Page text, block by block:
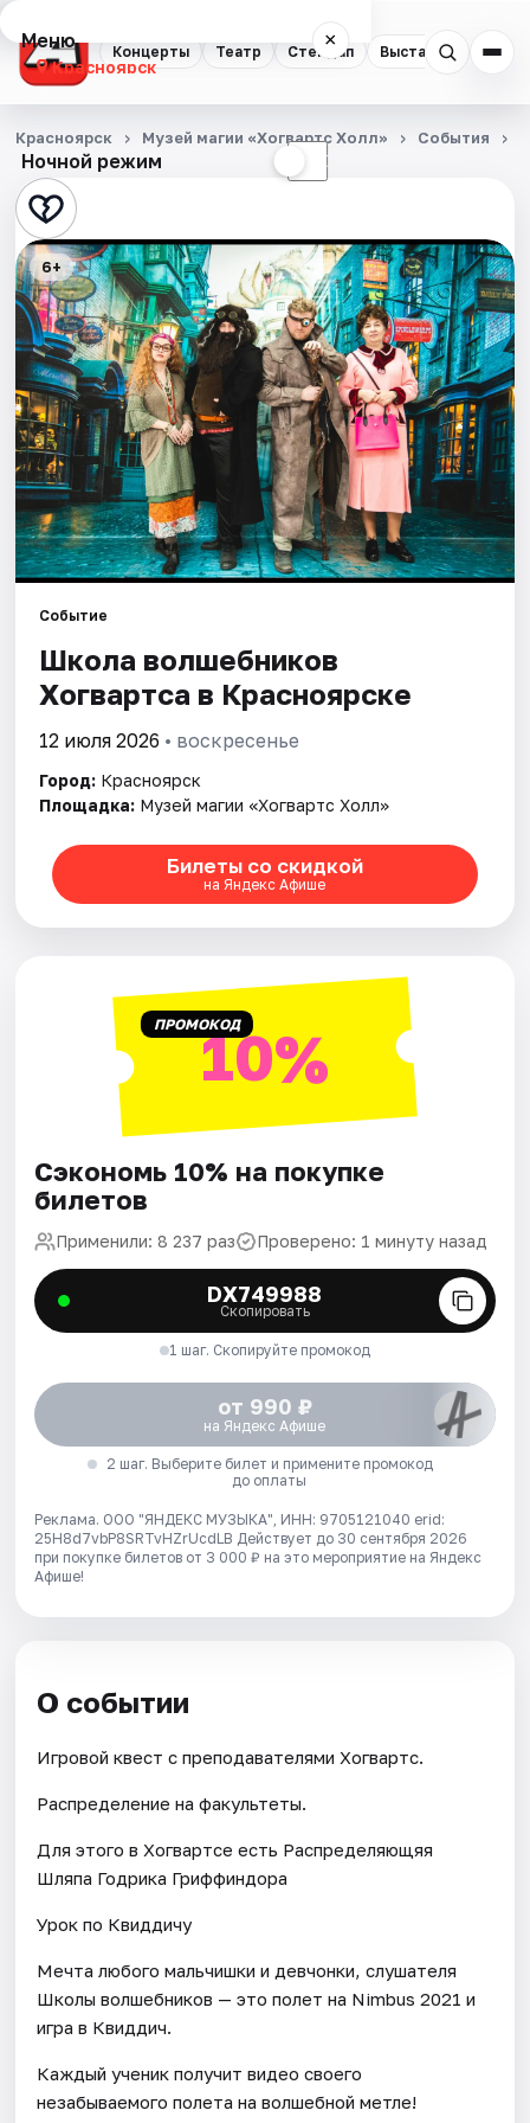
Концерты Театр Стендап Выставки
Меню ×
Красноярск
Концерты
Театр
Стендап
Выставки
Квесты
Экскурсии
Спорт
События
Площадки
Артисты
Рейтинги
Ночной режим ☾
Красноярск Музей магии «Хогвартс Холл» События
6+
Событие
Школа волшебников
Хогвартса в Красноярске
12 июля 2026 • воскресенье
Город: Красноярск
Площадка: Музей магии «Хогвартс Холл»
Билеты со скидкой
на Яндекс Афише
ПРОМОКОД10%
Сэкономь 10% на покупке
билетов
Применили: 8 237 раз Проверено: 1 минуту назад
DX749988
Скопировать
1 шаг. Скопируйте промокод
от 990 ₽
на Яндекс Афише
2 шаг. Выберите билет и примените промокод
до оплаты
Реклама. ООО "ЯНДЕКС МУЗЫКА", ИНН: 9705121040 erid:
25H8d7vbP8SRTvHZrUcdLB Действует до 30 сентября 2026
при покупке билетов от 3 000 ₽ на это мероприятие на Яндекс
Афише!
О событии
Игровой квест с преподавателями Хогвартс.
Распределение на факультеты.
Для этого в Хогвартсе есть Распределяющяя
Шляпа Годрика Гриффиндора
Урок по Квиддичу
Мечта любого мальчишки и девчонки, слушателя
Школы волшебников — это полет на Nimbus 2021 и
игра в Квиддич.
Каждый ученик получит видео своего
незабываемого полета на волшебной метле!